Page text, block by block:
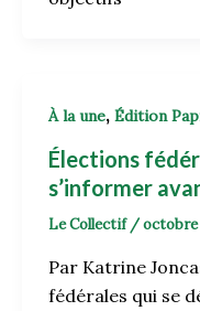
À la une, Édition
Élections
s’informer
Le Collectif /octobre
Par Katrine
fédérales qui se